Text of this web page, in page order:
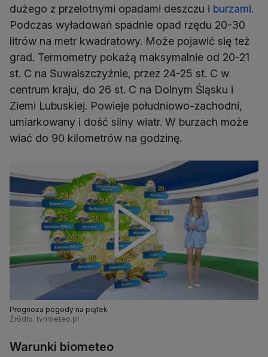
dużego z przelotnymi opadami deszczu i burzami.
Podczas wyładowań spadnie opad rzędu 20-30
litrów na metr kwadratowy. Może pojawić się też
grad. Termometry pokażą maksymalnie od 20-21
st. C na Suwalszczyźnie, przez 24-25 st. C w
centrum kraju, do 26 st. C na Dolnym Śląsku i
Ziemi Lubuskiej. Powieje południowo-zachodni,
umiarkowany i dość silny wiatr. W burzach może
wiać do 90 kilometrów na godzinę.
Prognoza pogody na piątek
Źródło: tvnmeteo.pl
Warunki biometeo